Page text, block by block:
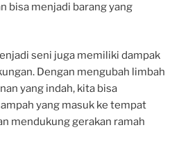
bisa menjadi barang yang
seni juga memiliki dampak
Dengan mengubah limbah
yang indah, kita bisa
yang masuk ke tempat
mendukung gerakan ramah